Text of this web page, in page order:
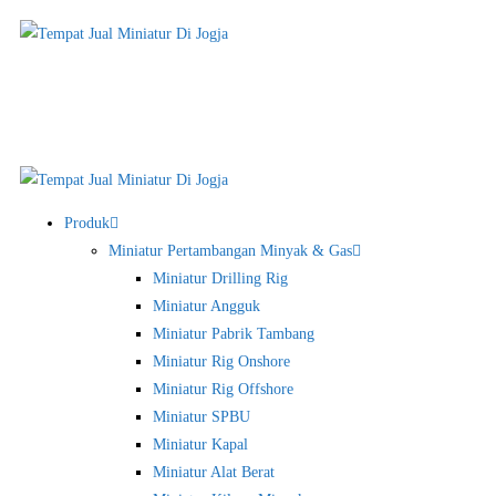
Produk
Miniatur Pertambangan Minyak & Gas
Miniatur Drilling Rig
Miniatur Angguk
Miniatur Pabrik Tambang
Miniatur Rig Onshore
Miniatur Rig Offshore
Miniatur SPBU
Miniatur Kapal
Miniatur Alat Berat